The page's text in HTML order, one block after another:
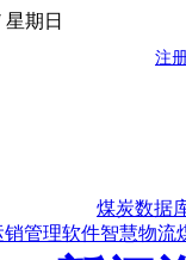
星期日
煤炭数据
销管理软件智慧物流